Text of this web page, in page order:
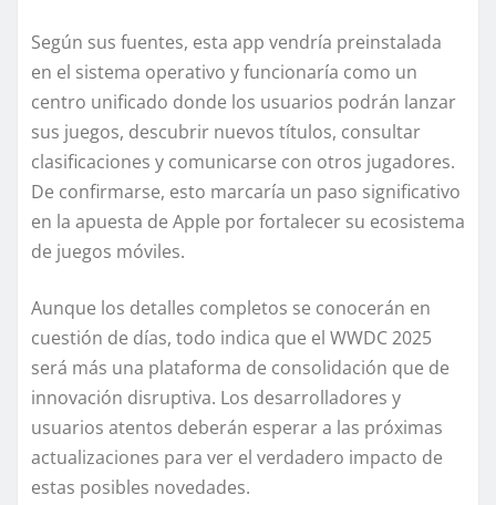
Según sus fuentes, esta app vendría preinstalada
en el sistema operativo y funcionaría como un
centro unificado donde los usuarios podrán lanzar
sus juegos, descubrir nuevos títulos, consultar
clasificaciones y comunicarse con otros jugadores.
De confirmarse, esto marcaría un paso significativo
en la apuesta de Apple por fortalecer su ecosistema
de juegos móviles.
Aunque los detalles completos se conocerán en
cuestión de días, todo indica que el WWDC 2025
será más una plataforma de consolidación que de
innovación disruptiva. Los desarrolladores y
usuarios atentos deberán esperar a las próximas
actualizaciones para ver el verdadero impacto de
estas posibles novedades.